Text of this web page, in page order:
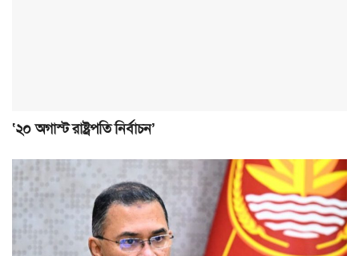
‘২০ অগাস্ট রাষ্ট্রপতি নির্বাচন’